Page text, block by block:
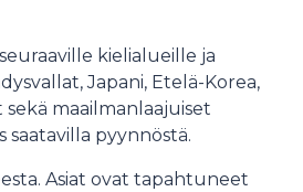
kielialueille ja
Japani, Etelä-Korea,
maailmanlaajuiset
pyynnöstä.
Asiat ovat tapahtuneet